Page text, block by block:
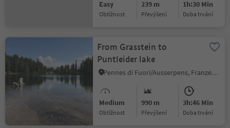
Easy
Obtížnost
239 m
Převýšení
1h:30 Min
doba trvání
From Grasstein to
Puntleider lake
Pennes di Fuori/Ausserpens, Franzensfeste/Fortezza, Brixen/Bressanone and environs
Medium
Obtížnost
990 m
Převýšení
3h:46 Min
doba trvání